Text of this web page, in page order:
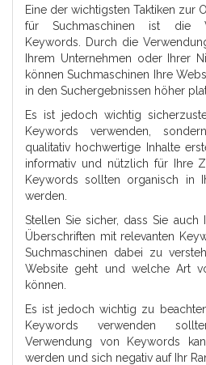
Eine der wichtigsten Taktiken zur
für Suchmaschinen ist die
Keywords. Durch die
Ihrem Unternehmen oder Ihrer
können Suchmaschinen Ihre
in den Suchergebnissen höher
Es ist jedoch wichtig
Keywords verwenden,
qualitativ hochwertige Inhalte
informativ und nützlich für Ihre
Keywords sollten organisch in
werden.
Stellen Sie sicher, dass Sie auch
Überschriften mit relevanten
Suchmaschinen dabei zu
Website geht und welche Art
können.
Es ist jedoch wichtig zu
Keywords verwenden
Verwendung von Keywords
werden und sich negativ auf Ihr